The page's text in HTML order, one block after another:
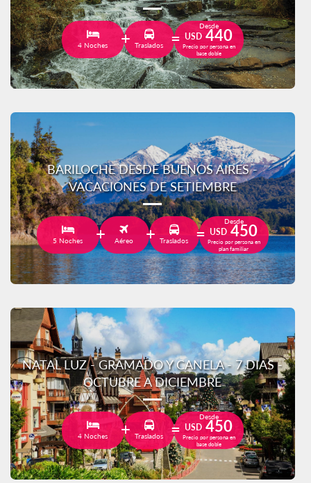
4 Noches Traslados
Desde
USD 440
Precio por persona en
base doble
BARILOCHE DESDE BUENOS AIRES -
VACACIONES DE SETIEMBRE
5 Noches Aéreo Traslados
Desde
USD 450
Precio por persona en
plan familiar
NATAL LUZ - GRAMADO Y CANELA - 7 DIAS -
OCTUBRE A DICIEMBRE
4 Noches Traslados
Desde
USD 450
Precio por persona en
base doble